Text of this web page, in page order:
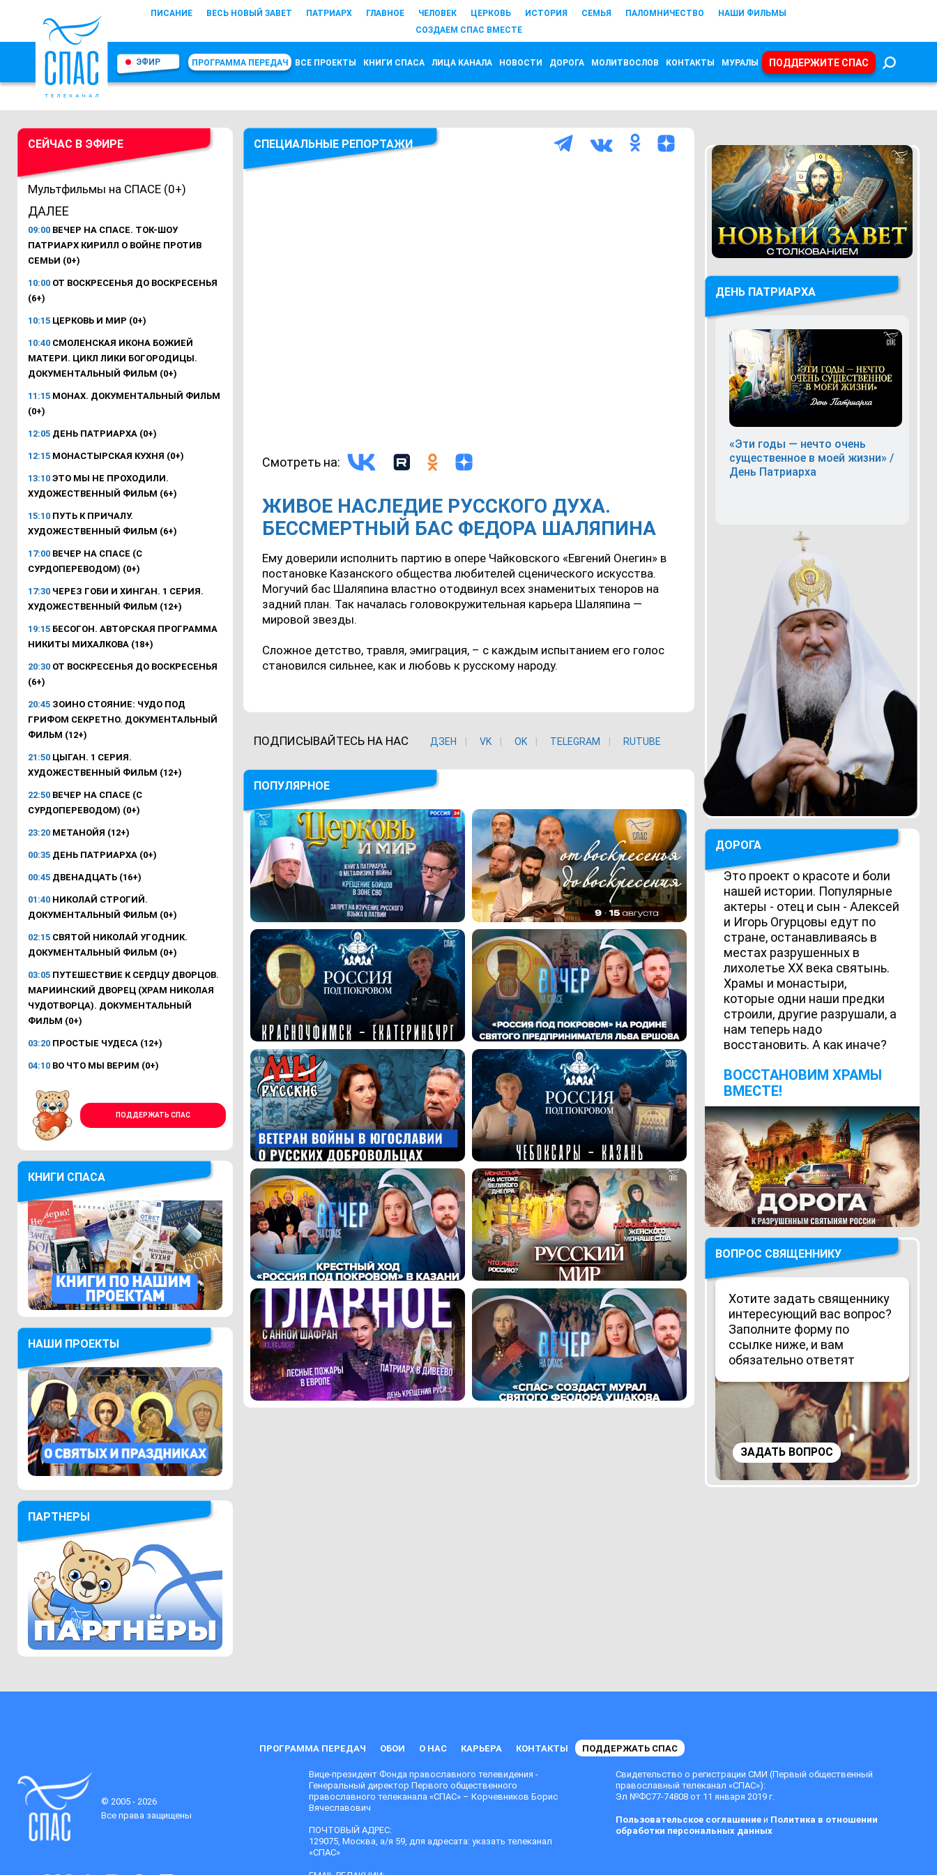
ПИСАНИЕ ВЕСЬ НОВЫЙ ЗАВЕТ ПАТРИАРХ ГЛАВНОЕ ЧЕЛОВЕК ЦЕРКОВЬ ИСТОРИЯ СЕМЬЯ ПАЛОМНИЧЕСТВО
НАШИ ФИЛЬМЫ
СОЗДАЕМ СПАС ВМЕСТЕ
ЭФИР ПРОГРАММА ПЕРЕДАЧ ВСЕ ПРОЕКТЫ КНИГИ СПАСА ЛИЦА КАНАЛА НОВОСТИ ДОРОГА МОЛИТВОСЛОВ КОНТАКТЫ МУРАЛЫ ПОДДЕРЖИТЕ СПАС
СЕЙЧАС В ЭФИРЕ
Мультфильмы на СПАСЕ (0+)
ДАЛЕЕ
09:00 ВЕЧЕР НА СПАСЕ. ТОК-ШОУ
ПАТРИАРХ КИРИЛЛ О ВОЙНЕ ПРОТИВ
СЕМЬИ (0+)
10:00 ОТ ВОСКРЕСЕНЬЯ ДО ВОСКРЕСЕНЬЯ
(6+)
10:15 ЦЕРКОВЬ И МИР (0+)
10:40 СМОЛЕНСКАЯ ИКОНА БОЖИЕЙ
МАТЕРИ. ЦИКЛ ЛИКИ БОГОРОДИЦЫ.
ДОКУМЕНТАЛЬНЫЙ ФИЛЬМ (0+)
11:15 МОНАХ. ДОКУМЕНТАЛЬНЫЙ ФИЛЬМ
(0+)
12:05 ДЕНЬ ПАТРИАРХА (0+)
12:15 МОНАСТЫРСКАЯ КУХНЯ (0+)
13:10 ЭТО МЫ НЕ ПРОХОДИЛИ.
ХУДОЖЕСТВЕННЫЙ ФИЛЬМ (6+)
15:10 ПУТЬ К ПРИЧАЛУ.
ХУДОЖЕСТВЕННЫЙ ФИЛЬМ (6+)
17:00 ВЕЧЕР НА СПАСЕ (С
СУРДОПЕРЕВОДОМ) (0+)
17:30 ЧЕРЕЗ ГОБИ И ХИНГАН. 1 СЕРИЯ.
ХУДОЖЕСТВЕННЫЙ ФИЛЬМ (12+)
19:15 БЕСОГОН. АВТОРСКАЯ ПРОГРАММА
НИКИТЫ МИХАЛКОВА (18+)
20:30 ОТ ВОСКРЕСЕНЬЯ ДО ВОСКРЕСЕНЬЯ
(6+)
20:45 ЗОИНО СТОЯНИЕ: ЧУДО ПОД
ГРИФОМ СЕКРЕТНО. ДОКУМЕНТАЛЬНЫЙ
ФИЛЬМ (12+)
21:50 ЦЫГАН. 1 СЕРИЯ.
ХУДОЖЕСТВЕННЫЙ ФИЛЬМ (12+)
22:50 ВЕЧЕР НА СПАСЕ (С
СУРДОПЕРЕВОДОМ) (0+)
23:20 МЕТАНОЙЯ (12+)
00:35 ДЕНЬ ПАТРИАРХА (0+)
00:45 ДВЕНАДЦАТЬ (16+)
01:40 НИКОЛАЙ СТРОГИЙ.
ДОКУМЕНТАЛЬНЫЙ ФИЛЬМ (0+)
02:15 СВЯТОЙ НИКОЛАЙ УГОДНИК.
ДОКУМЕНТАЛЬНЫЙ ФИЛЬМ (0+)
03:05 ПУТЕШЕСТВИЕ К СЕРДЦУ ДВОРЦОВ.
МАРИИНСКИЙ ДВОРЕЦ (ХРАМ НИКОЛАЯ
ЧУДОТВОРЦА). ДОКУМЕНТАЛЬНЫЙ
ФИЛЬМ (0+)
03:20 ПРОСТЫЕ ЧУДЕСА (12+)
04:10 ВО ЧТО МЫ ВЕРИМ (0+)
ПОДДЕРЖАТЬ СПАС
КНИГИ СПАСА
НАШИ ПРОЕКТЫ
ПАРТНЕРЫ
СПЕЦИАЛЬНЫЕ РЕПОРТАЖИ
Смотреть на:
ЖИВОЕ НАСЛЕДИЕ РУССКОГО ДУХА.
БЕССМЕРТНЫЙ БАС ФЕДОРА ШАЛЯПИНА
Ему доверили исполнить партию в опере Чайковского «Евгений Онегин» в
постановке Казанского общества любителей сценического искусства.
Могучий бас Шаляпина властно отодвинул всех знаменитых теноров на
задний план. Так началась головокружительная карьера Шаляпина —
мировой звезды.
Сложное детство, травля, эмиграция, – с каждым испытанием его голос
становился сильнее, как и любовь к русскому народу.
ПОДПИСЫВАЙТЕСЬ НА НАС ДЗЕН VK ОK TELEGRAM RUTUBE
ПОПУЛЯРНОЕ
ДЕНЬ ПАТРИАРХА
«Эти годы — нечто очень
существенное в моей жизни» /
День Патриарха
ДОРОГА
Это проект о красоте и боли
нашей истории. Популярные
актеры - отец и сын - Алексей
и Игорь Огурцовы едут по
стране, останавливаясь в
местах разрушенных в
лихолетье ХХ века святынь.
Храмы и монастыри,
которые одни наши предки
строили, другие разрушали, а
нам теперь надо
восстановить. А как иначе?
ВОCСТАНОВИМ ХРАМЫ
ВМЕСТЕ!
ВОПРОС СВЯЩЕННИКУ
Хотите задать священнику
интересующий вас вопрос?
Заполните форму по
ссылке ниже, и вам
обязательно ответят
ЗАДАТЬ ВОПРОС
ПРОГРАММА ПЕРЕДАЧ ОБОИ О НАС КАРЬЕРА КОНТАКТЫ ПОДДЕРЖАТЬ СПАС
© 2005 - 2026
Все права защищены
Вице-президент Фонда православного телевидения -
Генеральный директор Первого общественного
православного телеканала «СПАС» – Корчевников Борис
Вячеславович
ПОЧТОВЫЙ АДРЕС:
129075, Москва, а/я 59, для адресата: указать телеканал
«СПАС»
Свидетельство о регистрации СМИ (Первый общественный
православный телеканал «СПАС»):
Эл №ФС77-74808 от 11 января 2019 г.
Пользовательское соглашениеи Политика в отношении
обработки персональных данных